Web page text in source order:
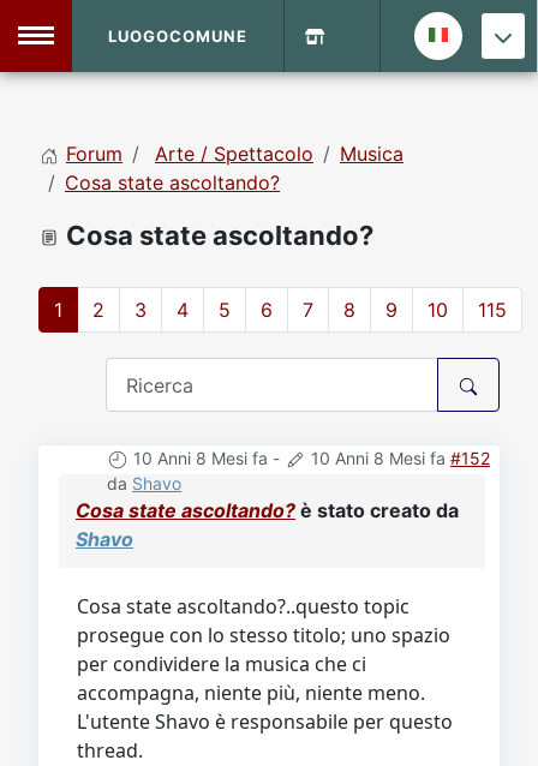
Home
LUOGOCOMUNE
Forum Arte / Spettacolo
Musica
Cosa state ascoltando?
Cosa state ascoltando?
1 2 3 4 5 6 7 8 9 10 115
10 Anni 8 Mesi fa - 10 Anni 8 Mesi fa #152
da Shavo
Cosa state ascoltando? è stato creato da
Shavo
Cosa state ascoltando?..questo topic
prosegue con lo stesso titolo; uno spazio
per condividere la musica che ci
accompagna, niente più, niente meno.
L'utente Shavo è responsabile per questo
thread.